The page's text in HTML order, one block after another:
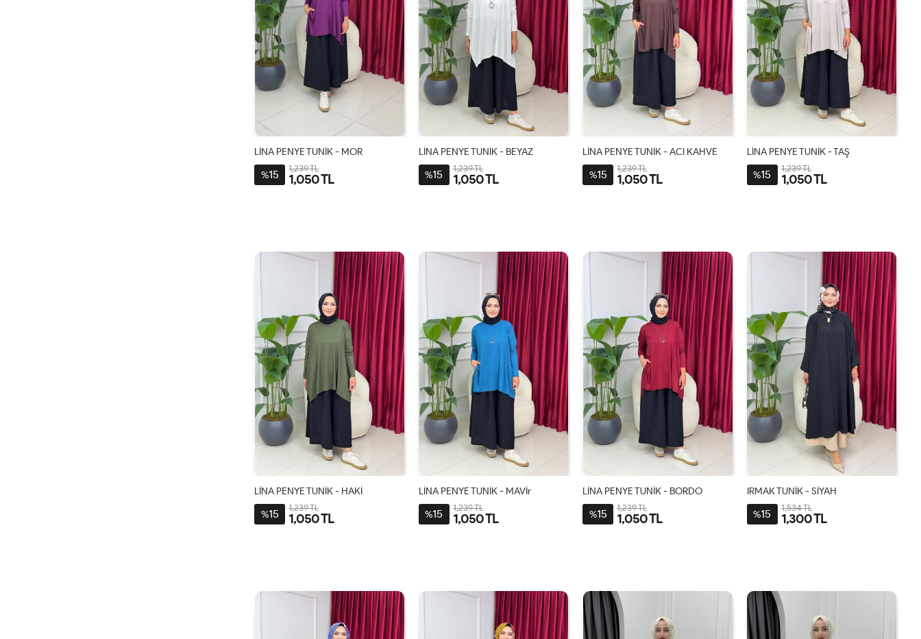
LİNA PENYE TUNİK - MOR
%15 1,239 TL
1,050 TL
LİNA PENYE TUNİK - BEYAZ
%15 1,239 TL
1,050 TL
LİNA PENYE TUNİK - ACI KAHVE
%15 1,239 TL
1,050 TL
LİNA PENYE TUNİK - TAŞ
%15 1,239 TL
1,050 TL
LİNA PENYE TUNİK - HAKİ
%15 1,239 TL
1,050 TL
LİNA PENYE TUNİK - MAVİr
%15 1,239 TL
1,050 TL
LİNA PENYE TUNİK - BORDO
%15 1,239 TL
1,050 TL
IRMAK TUNİK - SİYAH
%15 1,534 TL
1,300 TL